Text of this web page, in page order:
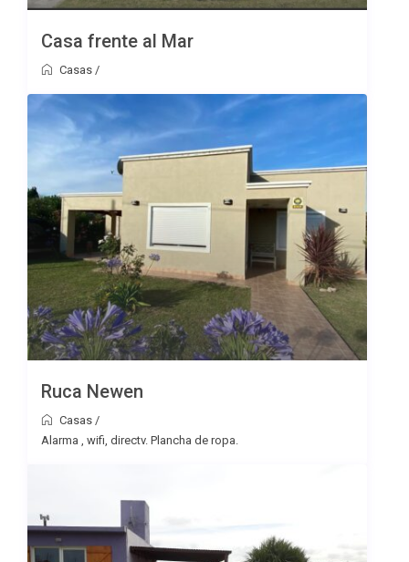
Casa frente al Mar
Casas /
Ruca Newen
Casas /
Alarma , wifi, directv. Plancha de ropa.